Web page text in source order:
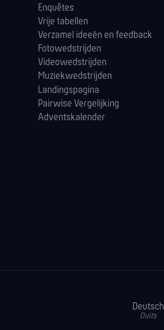
Enquêtes
Vrije tabellen
Verzamel ideeën en feedback
Fotowedstrijden
Videowedstrijden
Muziekwedstrijden
Landingspagina
Pairwise Vergelijking
Adventskalender
Deutsch
Duits